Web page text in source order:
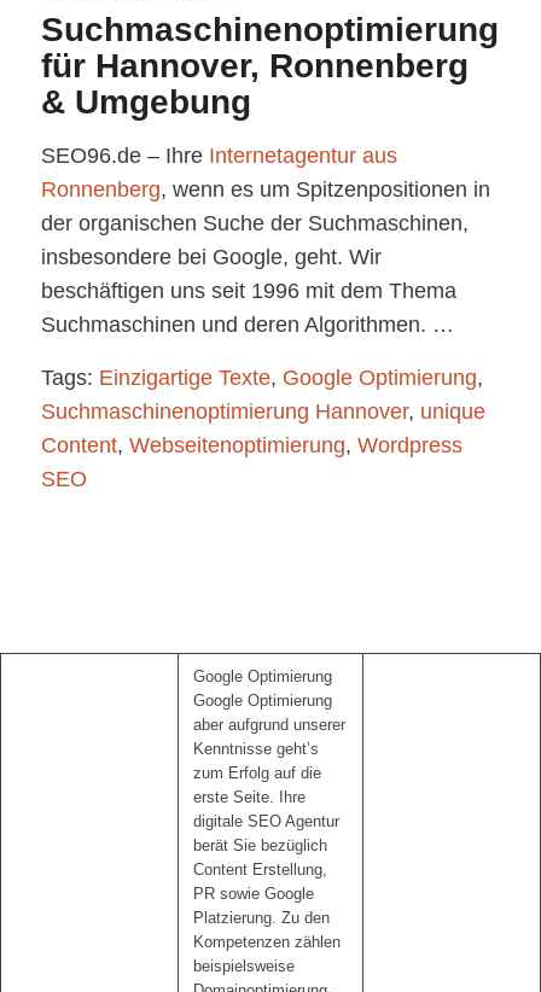
Suchmaschinenoptimierung
für Hannover, Ronnenberg
& Umgebung
SEO96.de – Ihre Internetagentur aus
Ronnenberg, wenn es um Spitzenpositionen in
der organischen Suche der Suchmaschinen,
insbesondere bei Google, geht. Wir
beschäftigen uns seit 1996 mit dem Thema
Suchmaschinen und deren Algorithmen. …
Tags: Einzigartige Texte, Google Optimierung,
Suchmaschinenoptimierung Hannover, unique
Content, Webseitenoptimierung, Wordpress
SEO
Google Optimierung
Google Optimierung
aber aufgrund unserer
Kenntnisse geht’s
zum Erfolg auf die
erste Seite. Ihre
digitale SEO Agentur
berät Sie bezüglich
Content Erstellung,
PR sowie Google
Platzierung. Zu den
Kompetenzen zählen
beispielsweise